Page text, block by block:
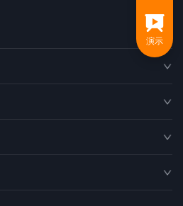
演示